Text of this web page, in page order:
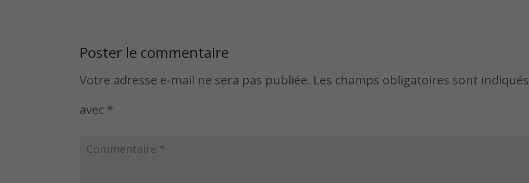
Poster le commentaire
Votre adresse e-mail ne sera pas publiée. Les champs obligatoires sont indiqués
avec *